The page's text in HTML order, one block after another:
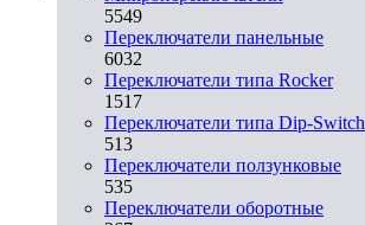
5549
Переключатели панельные
6032
Переключатели типа Rocker
1517
Переключатели типа Dip-Switch
513
Переключатели ползунковые
535
Переключатели оборотные